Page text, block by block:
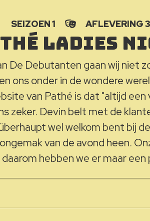
SEIZOEN 1 AFLEVERING 3
ladies
De Debutanten gaan wij niet
ons onder in de wondere
van Pathé is dat "altijd een
zeker. Devin belt met de
wel welkom bent bij
van de avond heen.
hebben we er maar